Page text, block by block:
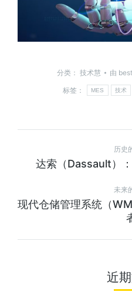
分类： 技术慧 由
标签：
MES 技术
历史
达索（Dassault）
未来
现代仓储管理系统（
近